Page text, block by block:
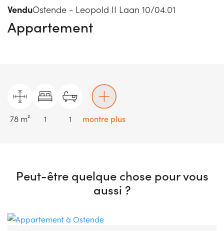
VenduOstende - Leopold II Laan 10/04.01
Appartement
78 m² 1 1 montre plus
Peut-être quelque chose pour vous
aussi ?